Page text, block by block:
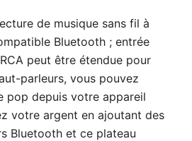
de musique sans fil à
Bluetooth ; entrée
peut être étendue pour
parleurs, vous pouvez
pop depuis votre appareil
votre argent en ajoutant des
Bluetooth et ce plateau